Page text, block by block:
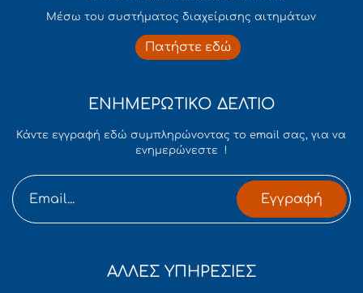
Mέσω του συστήματος διαχείρισης αιτημάτων
Πατήστε εδώ
ΕΝΗΜΕΡΩΤΙΚΟ ΔΕΛΤΙΟ
Κάντε εγγραφή εδώ συμπληρώνοντας το email σας, για να
ενημερώνεστε !
Εγγραφή
ΑΛΛΕΣ ΥΠΗΡΕΣΙΕΣ